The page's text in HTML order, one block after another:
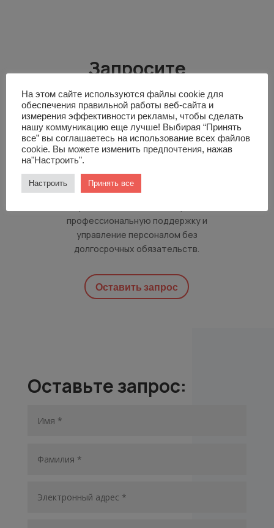
Запросите
индивидуальное
предложение
Этот вариант подходит для
компаний, которым необходим
опытный HR-специалист для
выполнения конкретных задач или на
профессиональную поддержку и
управление персоналом без
долгосрочных обязательств.
Оставить запрос
Оставьте запрос:
На этом сайте используются файлы cookie для
обеспечения правильной работы веб-сайта и
измерения эффективности рекламы, чтобы сделать
нашу коммуникацию еще лучше! Выбирая “Принять
все” вы соглашаетесь на использование всех файлов
cookie. Вы можете изменить предпочтения, нажав
на"Настроить".
Настроить Принять все